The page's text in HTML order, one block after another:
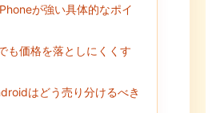
が強い具体的なポイ
も価格を落としにくくす
はどう売り分けるべき